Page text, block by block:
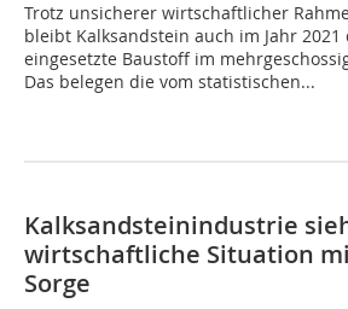
Trotz unsicherer wirtschaftlicher
bleibt Kalksandstein auch im Jahr
eingesetzte Baustoff im
Das belegen die vom statistischen...
Kalksandsteinindustrie
wirtschaftliche Situation
Sorge